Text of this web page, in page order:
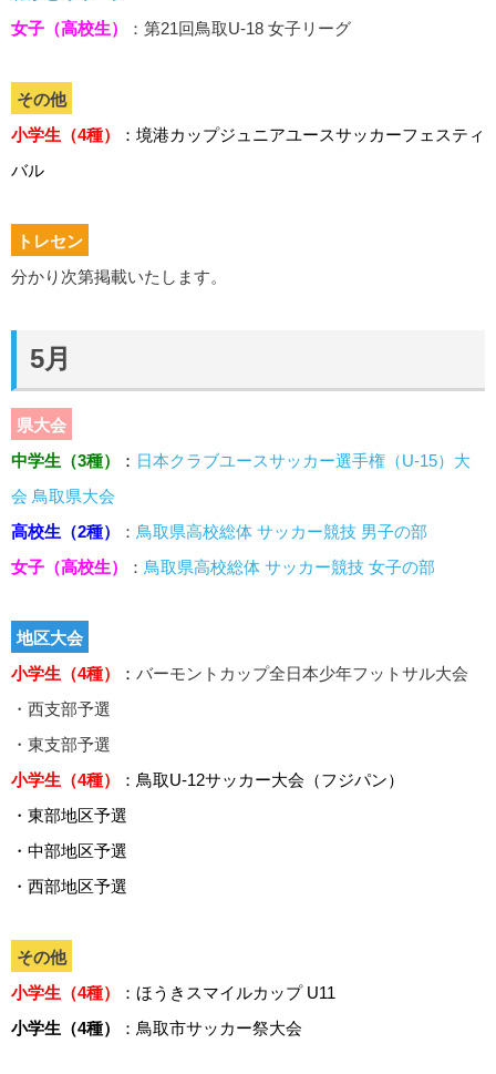
女子（高校生）
：第21回鳥取U-18 女子リーグ
その他
小学生（4種）
：境港カップジュニアユースサッカーフェスティ
バル
トレセン
分かり次第掲載いたします。
5月
県大会
中学生（3種）
： 日本クラブユースサッカー選手権（U-15）大
会 鳥取県大会
高校生（2種）
： 鳥取県高校総体 サッカー競技 男子の部
女子（高校生）
： 鳥取県高校総体 サッカー競技 女子の部
地区大会
小学生（4種）
： バーモントカップ全日本少年フットサル大会
・西支部予選
・東支部予選
小学生（4種）
：鳥取U-12サッカー大会（フジパン）
・東部地区予選
・中部地区予選
・西部地区予選
その他
小学生（4種）
：ほうきスマイルカップ U11
小学生（4種）
：鳥取市サッカー祭大会